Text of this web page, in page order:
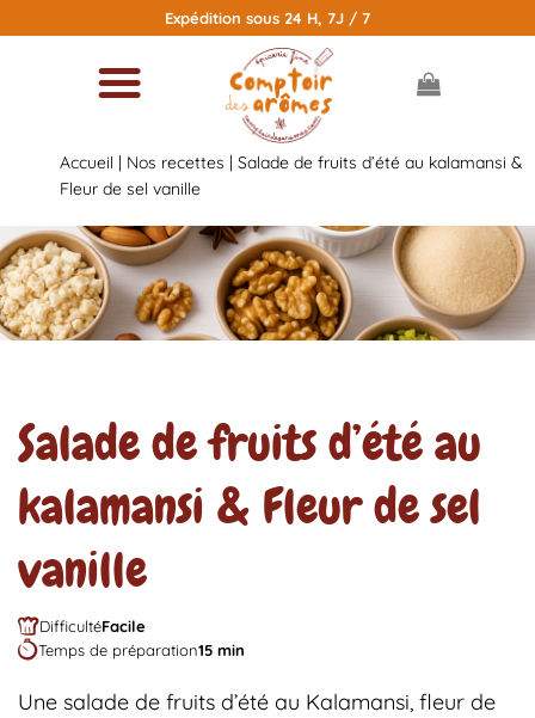
au
Expédition sous 24 H, 7J / 7
Accueil | Nos recettes | Salade de fruits d’été au kalamansi &
Fleur de sel vanille
Salade de fruits d’été au
kalamansi & Fleur de sel
vanille
DifficultéFacile
Temps de préparation15 min
Une salade de fruits d’été au Kalamansi, fleur de